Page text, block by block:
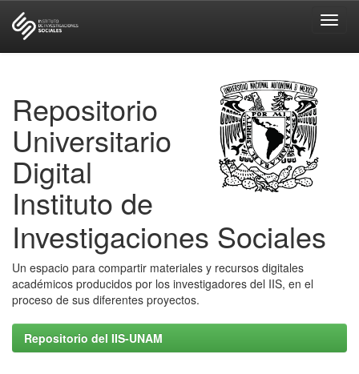
Repositorio
Universitario
Digital
Instituto de
Investigaciones Sociales
Un espacio para compartir materiales y recursos digitales
académicos producidos por los investigadores del IIS, en el
proceso de sus diferentes proyectos.
Repositorio del IIS-UNAM